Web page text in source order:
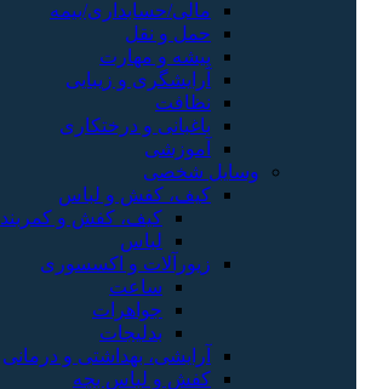
مالی/حسابداری/بیمه
حمل و نقل
پیشه و مهارت
آرایشگری و زیبایی
نظافت
باغبانی و درختکاری
آموزشی
وسایل شخصی
کیف، کفش و لباس
کیف، کفش و کمربند
لباس
زیورآلات و اکسسوری
ساعت
جواهرات
بدلیجات
آرایشی، بهداشتی و درمانی
کفش و لباس بچه